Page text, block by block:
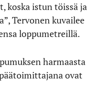
koska istun töissä ja
Tervonen kuvailee
loppumetreillä.
harmaasta
ovat